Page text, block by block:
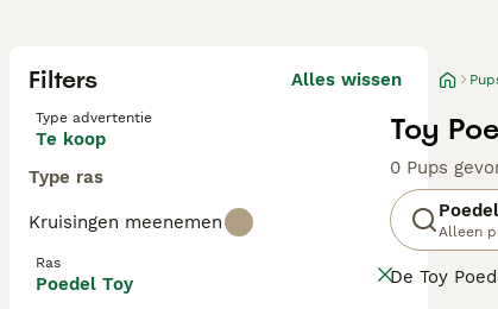
Filters Alles wissen
Type advertentie
Te koop
Type ras
Kruisingen meenemen
Ras
Poedel Toy
Toy
0 Pups
Alleen
De Toy